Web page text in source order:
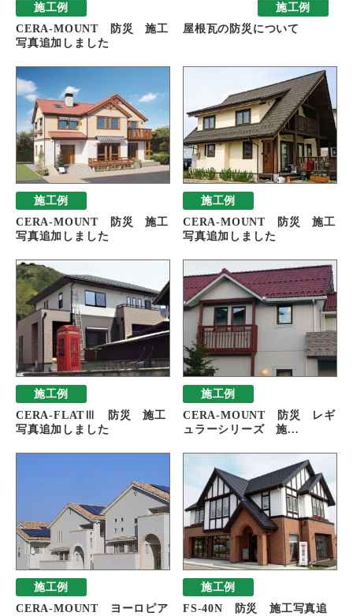
施工例
CERA-MOUNT 防災 施工
写真追加しました
施工例
屋根瓦の防災について
施工例
CERA-MOUNT 防災 施工
写真追加しました
施工例
CERA-MOUNT 防災 施工
写真追加しました
施工例
CERA-FLATⅢ 防災 施工
写真追加しました
施工例
CERA-MOUNT 防災 レギ
ュラーシリーズ 施...
施工例
CERA-MOUNT ヨーロピア
施工例
FS-40N 防災 施工写真追